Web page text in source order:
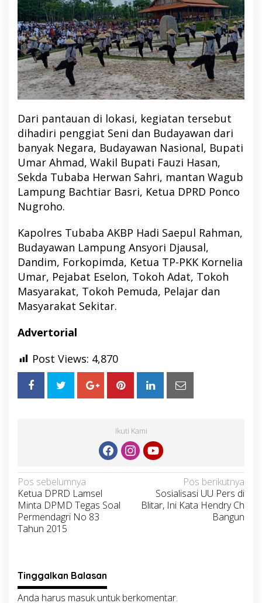
Dari pantauan di lokasi, kegiatan tersebut
dihadiri penggiat Seni dan Budayawan dari
banyak Negara, Budayawan Nasional, Bupati
Umar Ahmad, Wakil Bupati Fauzi Hasan,
Sekda Tubaba Herwan Sahri, mantan Wagub
Lampung Bachtiar Basri, Ketua DPRD Ponco
Nugroho.
Kapolres Tubaba AKBP Hadi Saepul Rahman,
Budayawan Lampung Ansyori Djausal,
Dandim, Forkopimda, Ketua TP-PKK Kornelia
Umar, Pejabat Eselon, Tokoh Adat, Tokoh
Masyarakat, Tokoh Pemuda, Pelajar dan
Masyarakat Sekitar.
Advertorial
Post Views: 4,870
Ikuti Kami
Navigasi
pos
Pos sebelumnya
Ketua DPRD Lamsel
Minta DPMD Tegas Soal
Permendagri No 83
Tahun 2015
Pos berikutnya
Sosialisasi UU Pers di
Blitar, Ini Kata Hendry Ch
Bangun
Tinggalkan Balasan
Anda harus masukuntuk berkomentar.